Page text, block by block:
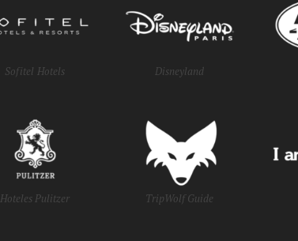
Sofitel Hotels Disneyland
Hoteles Pulitzer TripWolf Guide